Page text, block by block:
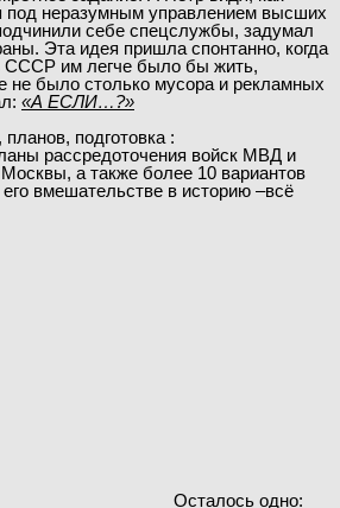
под неразумным управлением высших
себе спецслужбы, задумал
Эта идея пришла спонтанно, когда
СССР им легче было бы жить,
не было столько мусора и рекламных
«А ЕСЛИ…?»
подготовка :
рассредоточения войск МВД и
а также более 10 вариантов
вмешательстве в историю –всё
Осталось одно: